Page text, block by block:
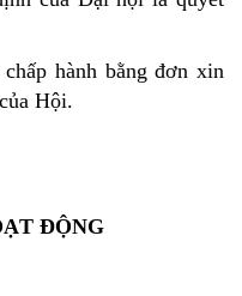
hành bằng đơn xin
Hội.
ĐỘNG